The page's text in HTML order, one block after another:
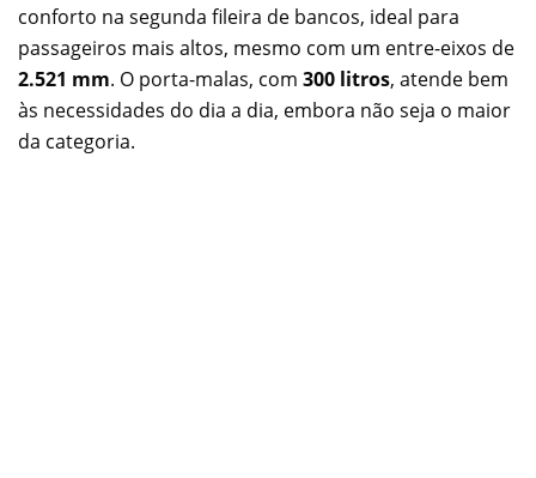
conforto na segunda fileira de bancos, ideal para
passageiros mais altos, mesmo com um entre-eixos de
2.521 mm. O porta-malas, com 300 litros, atende bem
às necessidades do dia a dia, embora não seja o maior
da categoria.